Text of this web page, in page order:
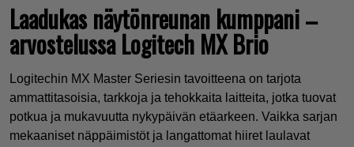
Laadukas näytönreunan kumppani –
arvostelussa Logitech MX Brio
Logitechin MX Master Seriesin tavoitteena on tarjota
ammattitasoisia, tarkkoja ja tehokkaita laitteita, jotka tuovat
potkua ja mukavuutta nykypäivän etäarkeen. Vaikka sarjan
mekaaniset näppäimistöt ja langattomat hiiret laulavat